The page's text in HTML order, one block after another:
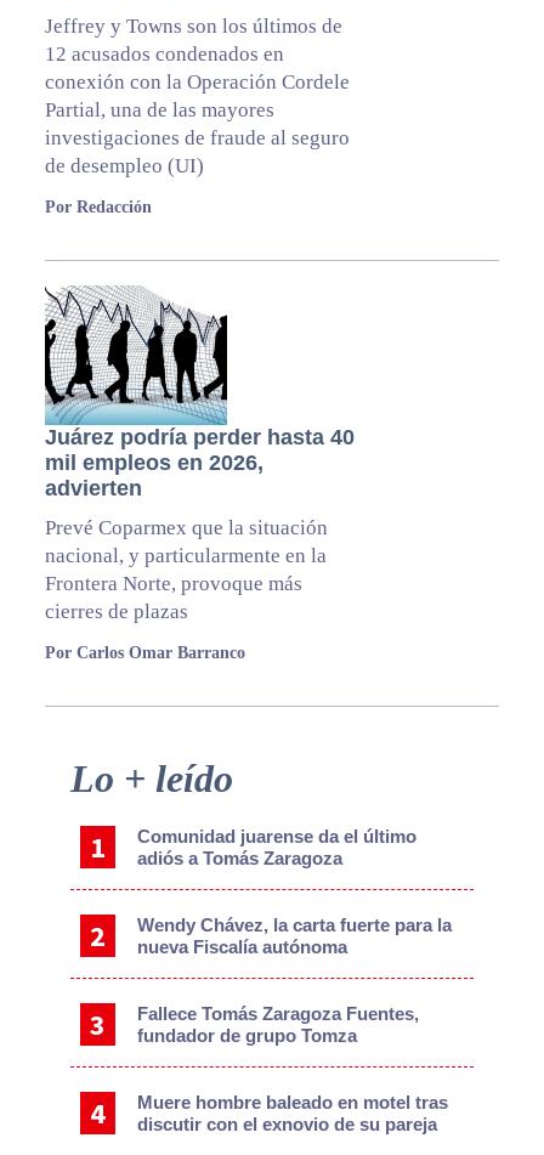
Jeffrey y Towns son los últimos de
12 acusados condenados en
conexión con la Operación Cordele
Partial, una de las mayores
investigaciones de fraude al seguro
de desempleo (UI)
Por Redacción
Juárez podría perder hasta 40
mil empleos en 2026,
advierten
Prevé Coparmex que la situación
nacional, y particularmente en la
Frontera Norte, provoque más
cierres de plazas
Por Carlos Omar Barranco
Primary
Sidebar
Lo + leído
Comunidad juarense da el último
adiós a Tomás Zaragoza
Wendy Chávez, la carta fuerte para la
nueva Fiscalía autónoma
Fallece Tomás Zaragoza Fuentes,
fundador de grupo Tomza
Muere hombre baleado en motel tras
discutir con el exnovio de su pareja